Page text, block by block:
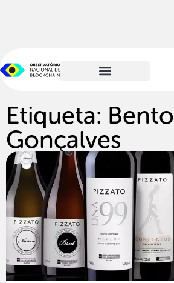
Etiqueta: Bento
Gonçalves